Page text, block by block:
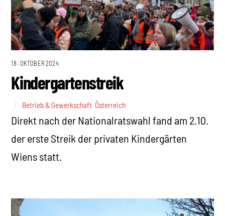
18. OKTOBER 2024
Kindergartenstreik
Betrieb & Gewerkschaft Österreich
Direkt nach der Nationalratswahl fand am 2.10.
der erste Streik der privaten Kindergärten
Wiens statt.